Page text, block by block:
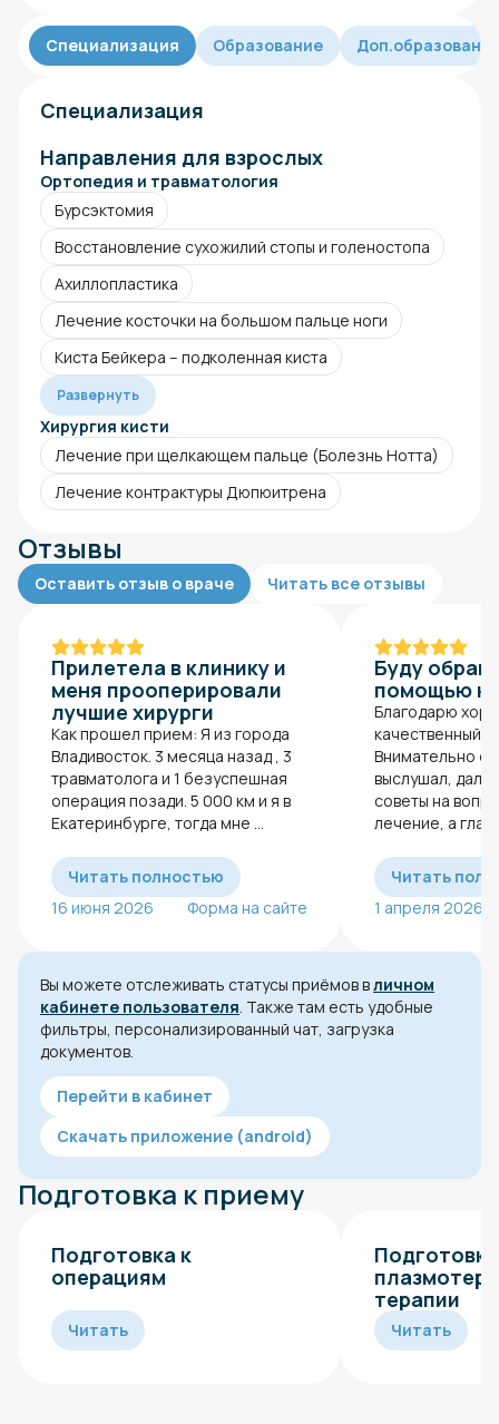
Специализация Образование
Специализация
Направления для взрослых
Ортопедия и травматология
Бурсэктомия
Восстановление сухожилий стопы и голеностопа
Ахиллопластика
Лечение косточки на большом пальце ноги
Киста Бейкера – подколенная киста
Развернуть
Хирургия кисти
Лечение при щелкающем пальце (Болезнь Нотта)
Лечение контрактуры Дюпюитрена
Отзывы
Оставить отзыв о враче Читать все отзывы
Прилетела в клинику и
меня прооперировали
лучшие хирурги
Как прошел прием: Я из города
Владивосток. 3 месяца назад , 3
травматолога и 1 безуспешная
операция позади. 5 000 км и я в
Екатеринбурге, тогда мне ...
Читать полностью
16 июня 2026
Форма на сайте
Буду
помощью к
Благодарю
качественный
Внимательно
выслушал, дал
советы на
лечение, а
Читать
1 апреля 2026
Вы можете отслеживать статусы приёмов вличном
кабинете пользователя . Также там есть удобные
фильтры, персонализированный чат, загрузка
документов.
Перейти в кабинет
Скачать приложение (android)
Подготовка к приему
Подготовка к
операциям
Читать
терапии
Читать